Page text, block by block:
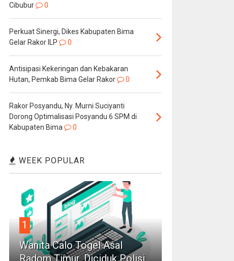
Cibubur
0
Perkuat Sinergi, Dikes Kabupaten Bima
Gelar Rakor ILP
0
Antisipasi Kekeringan dan Kebakaran
Hutan, Pemkab Bima Gelar Rakor
0
Rakor Posyandu, Ny. Murni Suciyanti
Dorong Optimalisasi Posyandu 6 SPM di
Kabupaten Bima
0
WEEK POPULAR
1
Wanita Calo Togel Asal